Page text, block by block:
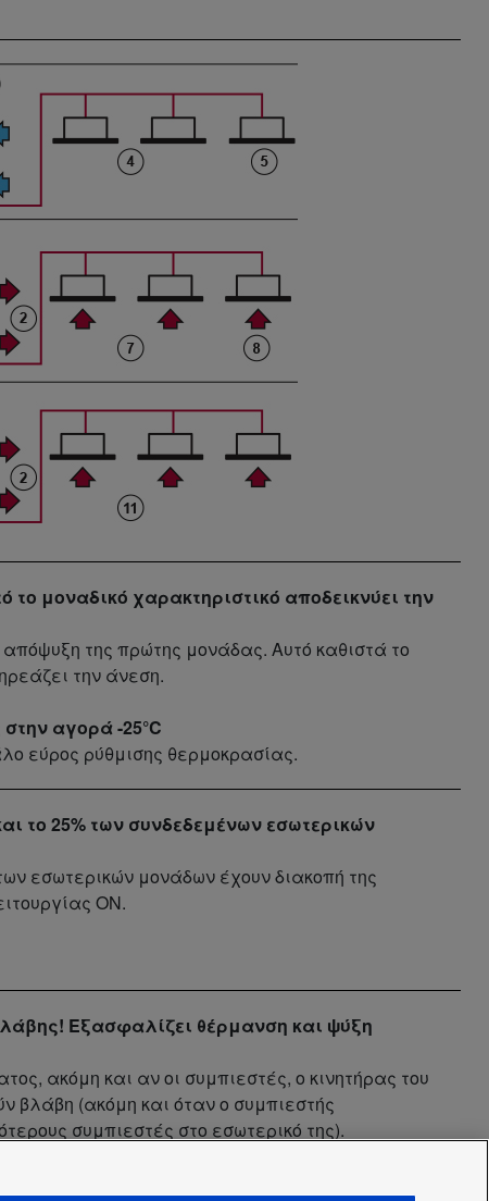
το μοναδικό χαρακτηριστικό αποδεικνύει την
της πρώτης μονάδας. Αυτό καθιστά το
την άνεση.
αγορά -25°C
εύρος ρύθμισης θερμοκρασίας.
το 25% των συνδεδεμένων εσωτερικών
εσωτερικών μονάδων έχουν διακοπή της
ON.
Εξασφαλίζει θέρμανση και ψύξη
ακόμη και αν οι συμπιεστές, ο κινητήρας του
βλάβη (ακόμη και όταν ο συμπιεστής
συμπιεστές στο εσωτερικό της).
Βλάβη του αισθητήρα θερμοκρασίας /